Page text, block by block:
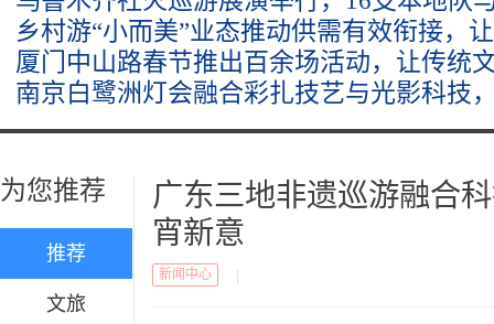
乡村游“小而美”业态推动供需有效衔接，
厦门中山路春节推出百余场活动，让传统
南京白鹭洲灯会融合彩扎技艺与光影科技
为您推荐
推荐
文旅
广东三地非遗巡游融合
宵新意
新闻中心